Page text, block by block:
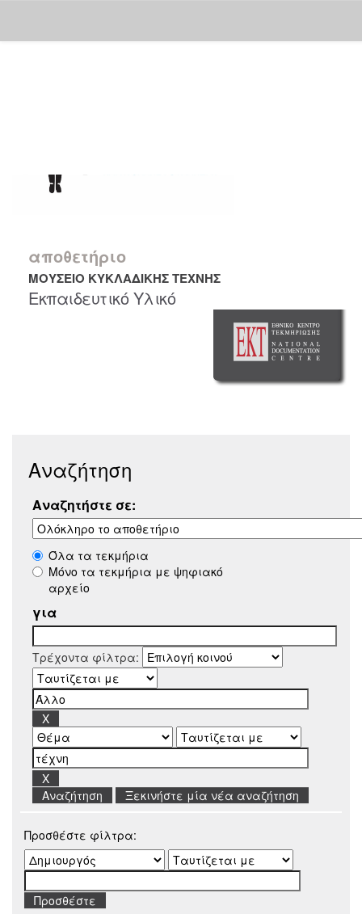
αποθετήριο
ΜΟΥΣΕΙΟ ΚΥΚΛΑΔΙΚΗΣ ΤΕΧΝΗΣ
Εκπαιδευτικό Υλικό
Αναζήτηση
Αναζητήστε σε:
Όλα τα τεκμήρια
Μόνο τα τεκμήρια με ψηφιακό
αρχείο
για
Τρέχοντα φίλτρα:
Ξεκινήστε μία νέα αναζήτηση
Προσθέστε φίλτρα: